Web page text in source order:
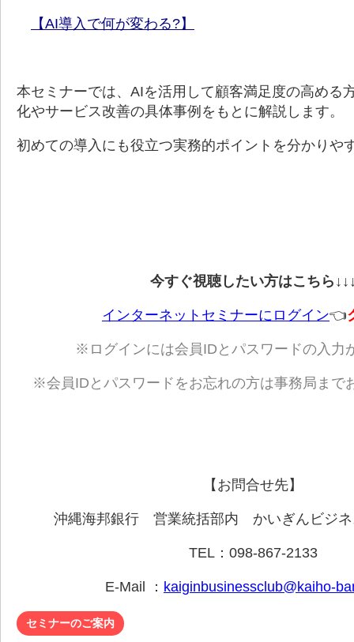
【AI導入で何が変わる?】
本セミナーでは、AIを活用して顧客満足度の高める
化やサービス改善の具体事例をもとに解説します。
初めての導入にも役立つ実務的ポイントを分かりや
今すぐ視聴したい方はこちら
インターネットセミナーにログイン👈
※ログインには会員IDとパスワードの入力
※会員IDとパスワードをお忘れの方は事務局まで
【お問合せ先】
沖縄海邦銀行 営業統括部内 かいぎんビジネ
TEL：098-867-2133
E-Mail ： kaiginbusinessclub@kaiho-
セミナーのご案内